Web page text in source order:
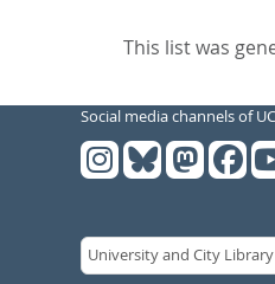
This list was
Social media channels of